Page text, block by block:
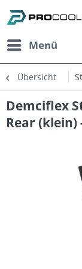
Menü
Übersicht
Demciflex
Rear